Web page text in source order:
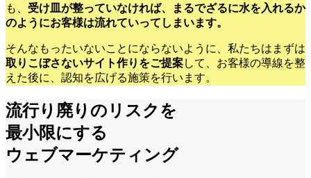
も、 受け皿が整っていなければ、まるでざるに水を入れるか
のようにお客様は流れていってしまいます。
そんなもったいないことにならないように、私たちはまずは
取りこぼさないサイト作りをご提案して、お客様の導線を整
えた後に、認知を広げる施策を行います。
流行り廃りのリスクを
最小限にする
ウェブマーケティング